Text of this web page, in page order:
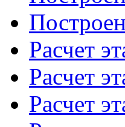
Расчет
Расчет
Расчет